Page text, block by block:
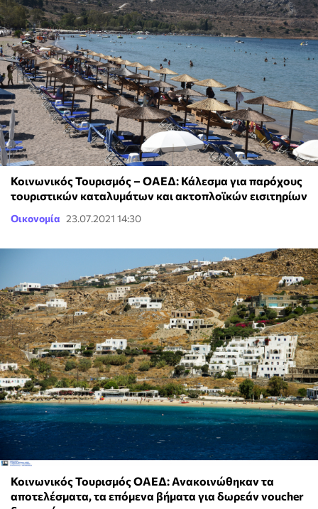
Κοινωνικός Τουρισμός – ΟΑΕΔ: Κάλεσμα για παρόχους
τουριστικών καταλυμάτων και ακτοπλοϊκών εισιτηρίων
Οικονομία 23.07.2021 14:30
Κοινωνικός Τουρισμός ΟΑΕΔ: Ανακοινώθηκαν τα
αποτελέσματα, τα επόμενα βήματα για δωρεάν voucher